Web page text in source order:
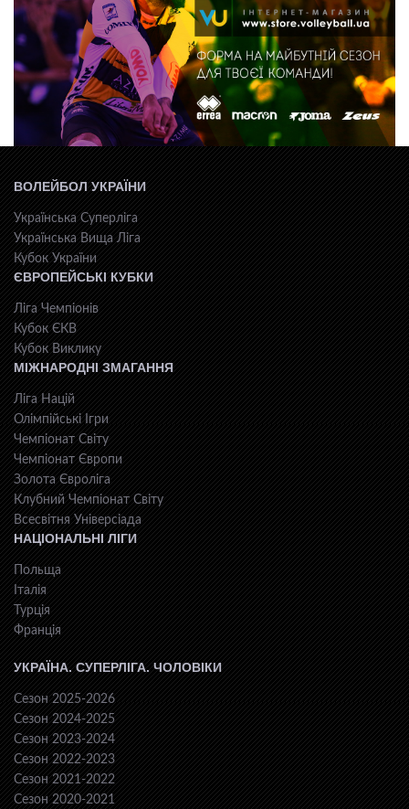
ВОЛЕЙБОЛ УКРАЇНИ
Українська Суперліга
Українська Вища Ліга
Кубок України
ЄВРОПЕЙСЬКІ КУБКИ
Ліга Чемпіонів
Кубок ЄКВ
Кубок Виклику
МІЖНАРОДНІ ЗМАГАННЯ
Ліга Націй
Олімпійські Ігри
Чемпіонат Світу
Чемпіонат Європи
Золота Євроліга
Клубний Чемпіонат Світу
Всесвiтня Унiверсiaда
НАЦІОНАЛЬНІ ЛІГИ
Польща
Італія
Турція
Франція
УКРАЇНА. СУПЕРЛІГА. ЧОЛОВІКИ
Сезон 2025-2026
Сезон 2024-2025
Сезон 2023-2024
Сезон 2022-2023
Сезон 2021-2022
Сезон 2020-2021